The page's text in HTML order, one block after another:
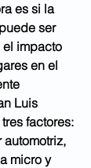
es si la
ser
el impacto
en el
Luis
factores:
micro y